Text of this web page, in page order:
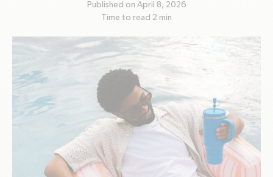
Published on April 8, 2026
Time to read 2 min